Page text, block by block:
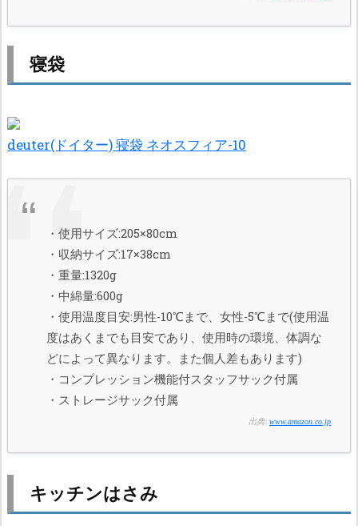
寝袋
deuter(ドイター) 寝袋 ネオスフィア-10
・使用サイズ:205×80cm
・収納サイズ:17×38cm
・重量:1320g
・中綿量:600g
・使用温度目安:男性-10℃まで、女性-5℃まで(使用温
度はあくまでも目安であり、使用時の環境、体調な
どによって異なります。また個人差もあります)
・コンプレッション機能付スタッフサック付属
・ストレージサック付属
出典: www.amazon.co.jp
キッチンはさみ